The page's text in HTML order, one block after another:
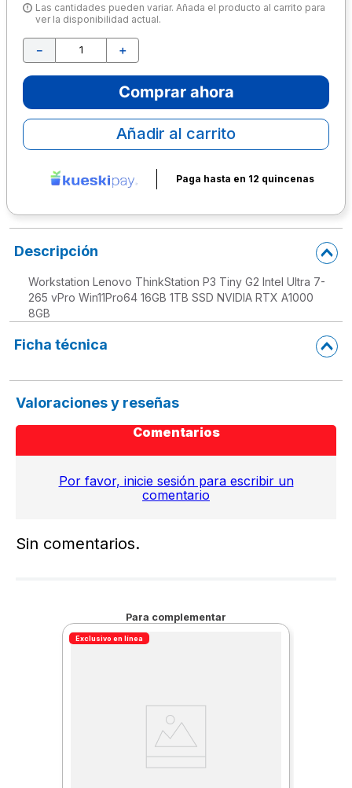
Las cantidades pueden variar. Añada el producto al carrito para
ver la disponibilidad actual.
＋
－
Comprar ahora
Añadir al carrito
Paga hasta en 12 quincenas
Descripción
Workstation Lenovo ThinkStation P3 Tiny G2 Intel Ultra 7-
265 vPro Win11Pro64 16GB 1TB SSD NVIDIA RTX A1000
8GB
Ficha técnica
Valoraciones y reseñas
Comentarios
Por favor, inicie sesión para escribir un
comentario
Sin comentarios.
Para complementar
Exclusivo en línea